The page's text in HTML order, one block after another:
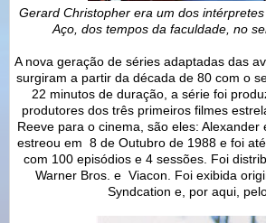
Gerard Christopher era um dos
Aço, dos tempos da faculdade, no
A nova geração de séries adaptadas das
surgiram a partir da década de 80 com o
22 minutos de duração, a série foi
produtores dos três primeiros filmes
Reeve para o cinema, são eles: Alexander
estreou em 8 de Outubro de 1988 e foi
com 100 episódios e 4 sessões. Foi
Warner Bros. e Viacon. Foi exibida
Syndcation e, por aqui,